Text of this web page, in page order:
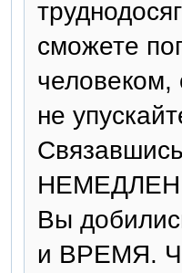
сможете
не
Вы
и ВРЕМЯ.